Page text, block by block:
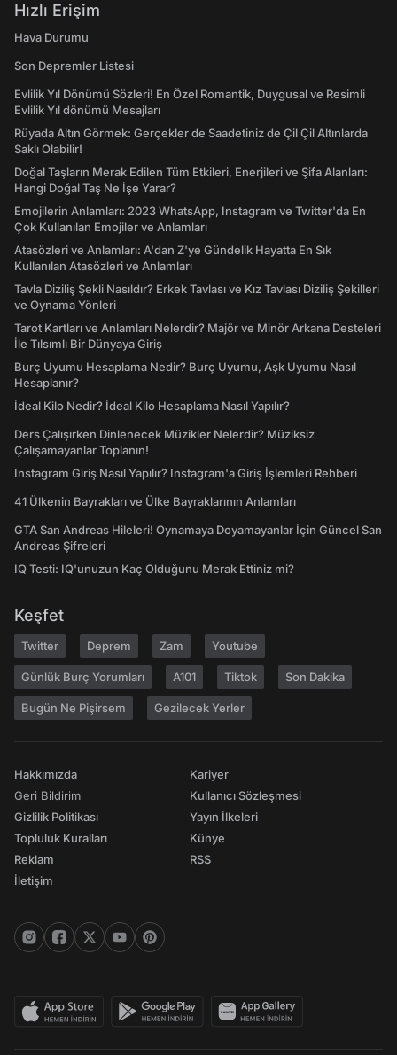
Hızlı Erişim
Hava Durumu
Son Depremler Listesi
Evlilik Yıl Dönümü Sözleri! En Özel Romantik, Duygusal ve Resimli
Evlilik Yıl dönümü Mesajları
Rüyada Altın Görmek: Gerçekler de Saadetiniz de Çil Çil Altınlarda
Saklı Olabilir!
Doğal Taşların Merak Edilen Tüm Etkileri, Enerjileri ve Şifa Alanları:
Hangi Doğal Taş Ne İşe Yarar?
Emojilerin Anlamları: 2023 WhatsApp, Instagram ve Twitter'da En
Çok Kullanılan Emojiler ve Anlamları
Atasözleri ve Anlamları: A'dan Z'ye Gündelik Hayatta En Sık
Kullanılan Atasözleri ve Anlamları
Tavla Diziliş Şekli Nasıldır? Erkek Tavlası ve Kız Tavlası Diziliş Şekilleri
ve Oynama Yönleri
Tarot Kartları ve Anlamları Nelerdir? Majör ve Minör Arkana Desteleri
İle Tılsımlı Bir Dünyaya Giriş
Burç Uyumu Hesaplama Nedir? Burç Uyumu, Aşk Uyumu Nasıl
Hesaplanır?
İdeal Kilo Nedir? İdeal Kilo Hesaplama Nasıl Yapılır?
Ders Çalışırken Dinlenecek Müzikler Nelerdir? Müziksiz
Çalışamayanlar Toplanın!
Instagram Giriş Nasıl Yapılır? Instagram'a Giriş İşlemleri Rehberi
41 Ülkenin Bayrakları ve Ülke Bayraklarının Anlamları
GTA San Andreas Hileleri! Oynamaya Doyamayanlar İçin Güncel San
Andreas Şifreleri
IQ Testi: IQ'unuzun Kaç Olduğunu Merak Ettiniz mi?
Keşfet
Twitter Deprem Zam Youtube
Günlük Burç Yorumları A101 Tiktok Son Dakika
Bugün Ne Pişirsem Gezilecek Yerler
Hakkımızda
Geri Bildirim
Gizlilik Politikası
Topluluk Kuralları
Reklam
İletişim
Kariyer
Kullanıcı Sözleşmesi
Yayın İlkeleri
Künye
RSS